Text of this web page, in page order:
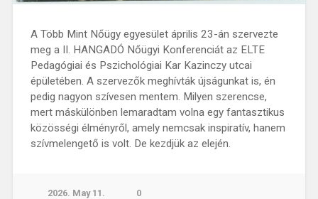
A Több Mint Nőügy egyesület április 23-án szervezte
meg a II. HANGADÓ Nőügyi Konferenciát az ELTE
Pedagógiai és Pszichológiai Kar Kazinczy utcai
épületében. A szervezők meghívták újságunkat is, én
pedig nagyon szívesen mentem. Milyen szerencse,
mert máskülönben lemaradtam volna egy fantasztikus
közösségi élményről, amely nemcsak inspiratív, hanem
szívmelengető is volt. De kezdjük az elején.
2026. May 11. 0